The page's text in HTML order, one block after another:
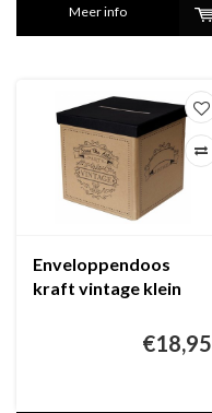
Meer info
Enveloppendoos
kraft vintage klein
€18,95